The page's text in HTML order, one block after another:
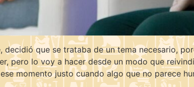
decidió que se trataba de un tema necesario,
pero lo voy a hacer desde un modo que
momento justo cuando algo que no parece